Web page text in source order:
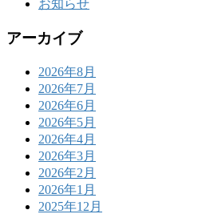
お知らせ
アーカイブ
2026年8月
2026年7月
2026年6月
2026年5月
2026年4月
2026年3月
2026年2月
2026年1月
2025年12月